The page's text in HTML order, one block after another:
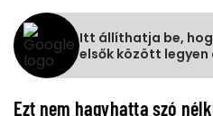
Itt állíthatja be,
elsők között legyen
Ezt nem hagyhatta szó